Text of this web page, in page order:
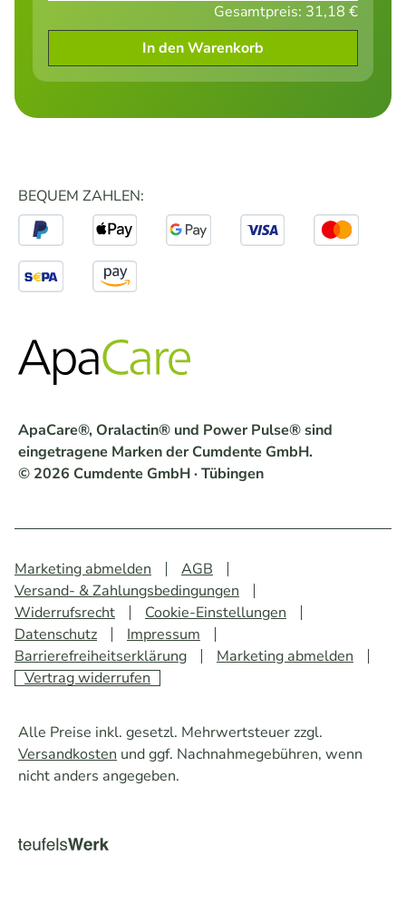
Gesamtpreis: 31,18 €
In den Warenkorb
BEQUEM ZAHLEN:
ApaCare®, Oralactin® und Power Pulse® sind
eingetragene Marken der Cumdente GmbH.
© 2026 Cumdente GmbH · Tübingen
Alle Preise inkl. gesetzl. Mehrwertsteuer zzgl.
Versandkosten und ggf. Nachnahmegebühren, wenn
nicht anders angegeben.
Marketing abmelden
AGB
Versand- & Zahlungsbedingungen
Widerrufsrecht
Cookie-Einstellungen
Datenschutz
Impressum
Barrierefreiheitserklärung
Marketing abmelden
Vertrag widerrufen